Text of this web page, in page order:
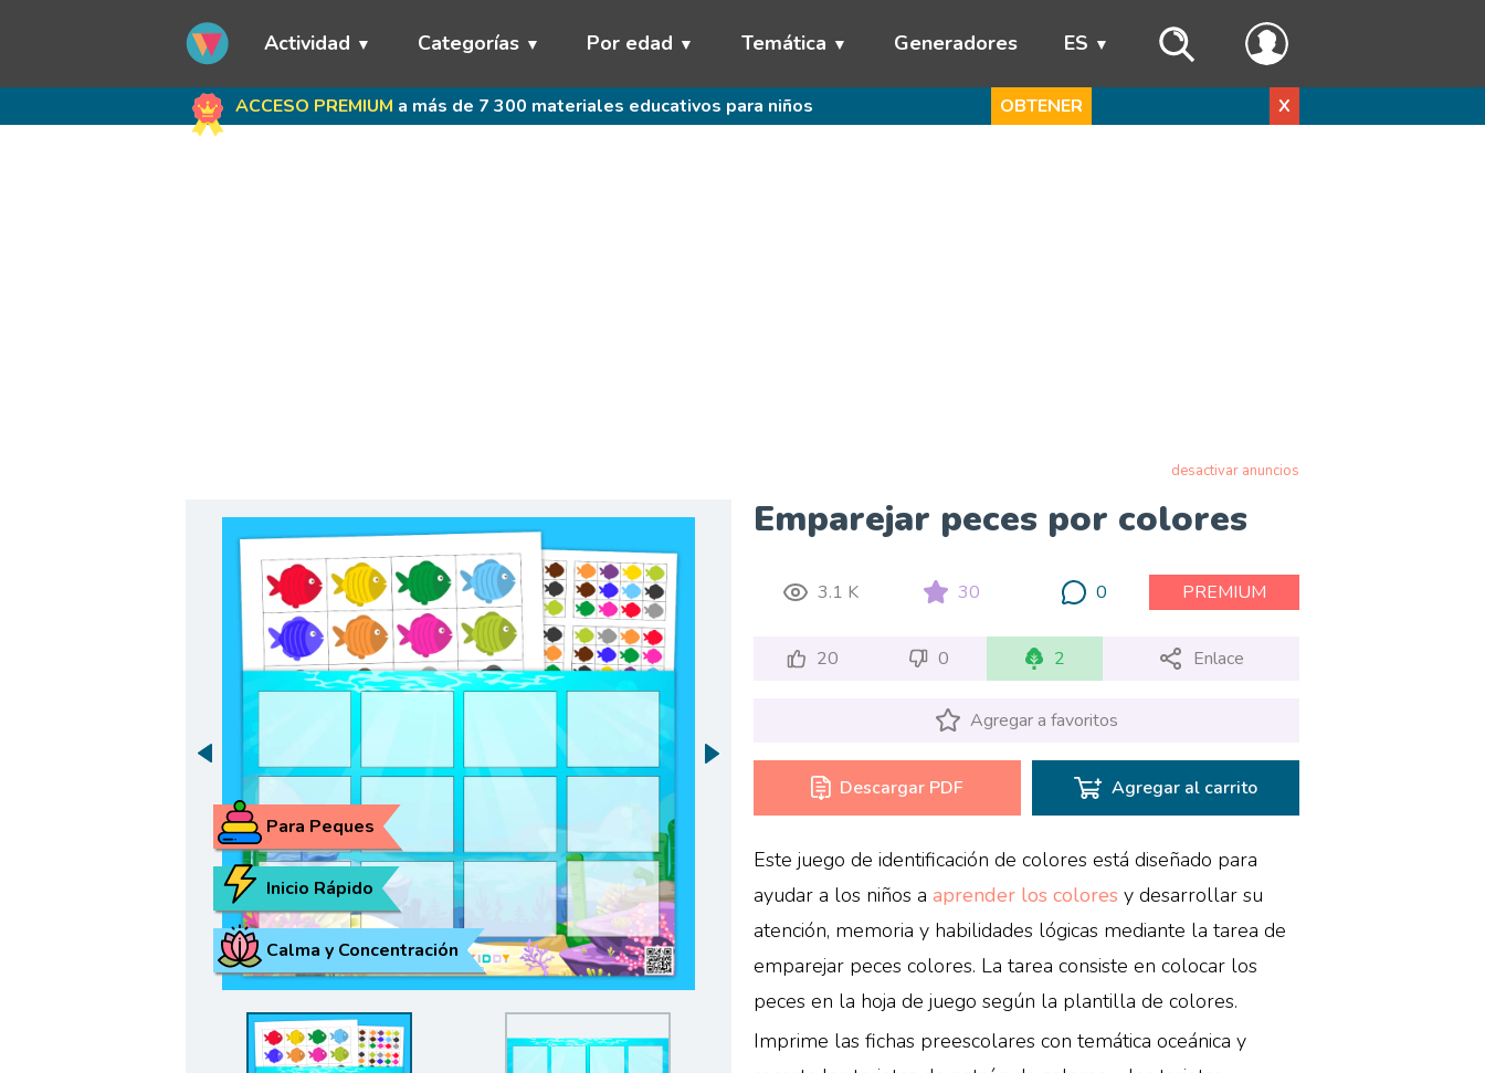
Actividad Categorías Por edad Temática Generadores ES
ACCESO PREMIUM a más de 7 300 materiales educativos para niños OBTENER X
desactivar anuncios
Emparejar peces por colores
Calma y Concentración
Inicio Rápido
Para Peques
3.1 K 30 0 PREMIUM
20 0 2 Enlace
Agregar a favoritos
Descargar PDF Agregar al carrito
Este juego de identificación de colores está diseñado para
ayudar a los niños aaprender los colores y desarrollar su
atención, memoria y habilidades lógicas mediante la tarea de
emparejar peces colores. La tarea consiste en colocar los
peces en la hoja de juego según la plantilla de colores.
Imprime las fichas preescolares con temática oceánica y